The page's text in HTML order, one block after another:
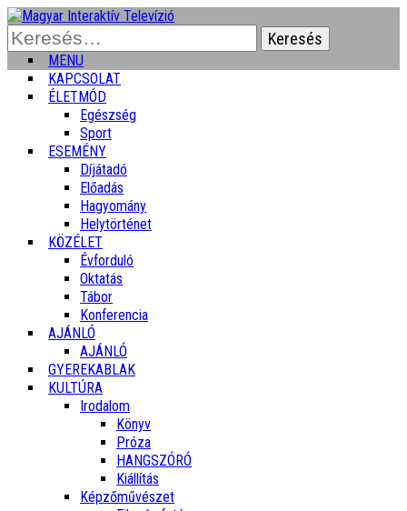
Keresés:
MENU
KAPCSOLAT
ÉLETMÓD
Egészség
Sport
ESEMÉNY
Díjátadó
Előadás
Hagyomány
Helytörténet
KÖZÉLET
Évforduló
Oktatás
Tábor
Konferencia
AJÁNLÓ
AJÁNLÓ
GYEREKABLAK
KULTÚRA
Irodalom
Könyv
Próza
HANGSZÓRÓ
Kiállítás
Képzőművészet